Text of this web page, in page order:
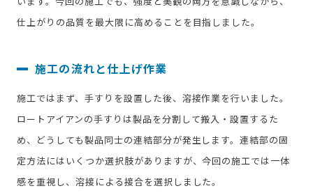
仕上がりの品質を最大限に高めることを目指しました。
施工の流れと仕上げ作業
施工ではまず、手すりを設置した後、溶接作業を行いました。
ロートアイアンの手すりは製品を分割して搬入・設置するた
め、どうしても製品同士の連結部分が発生します。連結部の固
定方法にはいくつか選択肢がありますが、今回の施工では一体
感を重視し、溶接による接合を選択しました。